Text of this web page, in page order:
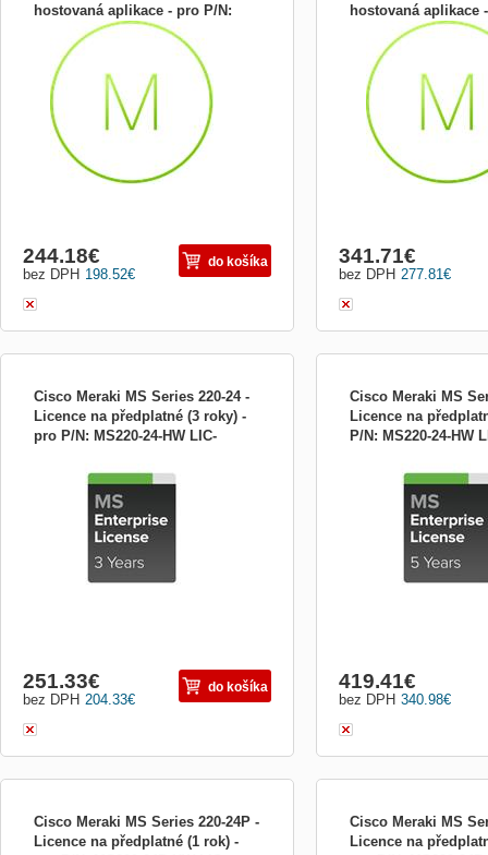
hostovaná aplikace - pro P/N:
MS220- LIC-MS220-8P-5YR
Licence na předplatné - 1 přepínač -
hostovaná aplikace - pro P/N: MS220-8P-
198.52€
bez DPH
244.18€ do košíka
hostovaná aplikace
MS220- LIC-MS220-
Licence na předplatné -
hostovaná aplikace - pro
277.81€
bez DPH
341.71€
Cisco Meraki MS Series 220-24 -
Licence na předplatné (3 roky) -
pro P/N: MS220-24-HW LIC-
204.33€
bez DPH
251.33€ do košíka
Cisco Meraki MS
Licence na
P/N: MS220-24-HW
340.98€
bez DPH
419.41€
Cisco Meraki MS Series 220-24P -
Licence na předplatné (1 rok) -
Cisco Meraki MS
Licence na